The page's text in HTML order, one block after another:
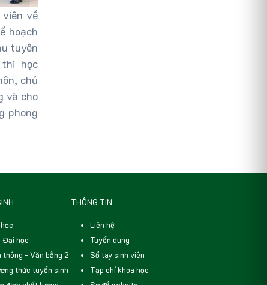
về
hoạch
tuyên
học
chủ
và cho
phong
Đại học
thông - Văn bằng 2
thức tuyển sinh
THÔNG TIN
Liên hệ
Tuyển dụng
Sổ tay sinh viên
Tạp chí khoa học